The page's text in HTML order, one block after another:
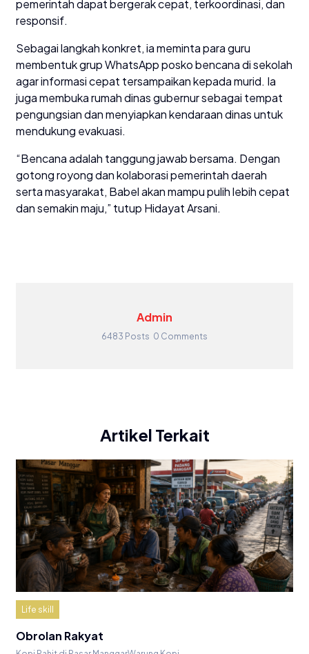
pemerintah dapat bergerak cepat, terkoordinasi, dan
responsif.
Sebagai langkah konkret, ia meminta para guru
membentuk grup WhatsApp posko bencana di sekolah
agar informasi cepat tersampaikan kepada murid. Ia
juga membuka rumah dinas gubernur sebagai tempat
pengungsian dan menyiapkan kendaraan dinas untuk
mendukung evakuasi.
“Bencana adalah tanggung jawab bersama. Dengan
gotong royong dan kolaborasi pemerintah daerah
serta masyarakat, Babel akan mampu pulih lebih cepat
dan semakin maju,” tutup Hidayat Arsani.
Admin
6483 Posts 0 Comments
Artikel Terkait
Life skill
Obrolan Rakyat